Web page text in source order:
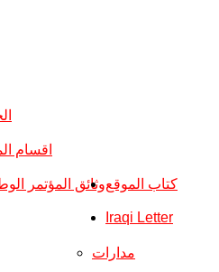
وثائق المؤتمر
اقسام
مدارات
كتاب الموقع
Iraqi Letter